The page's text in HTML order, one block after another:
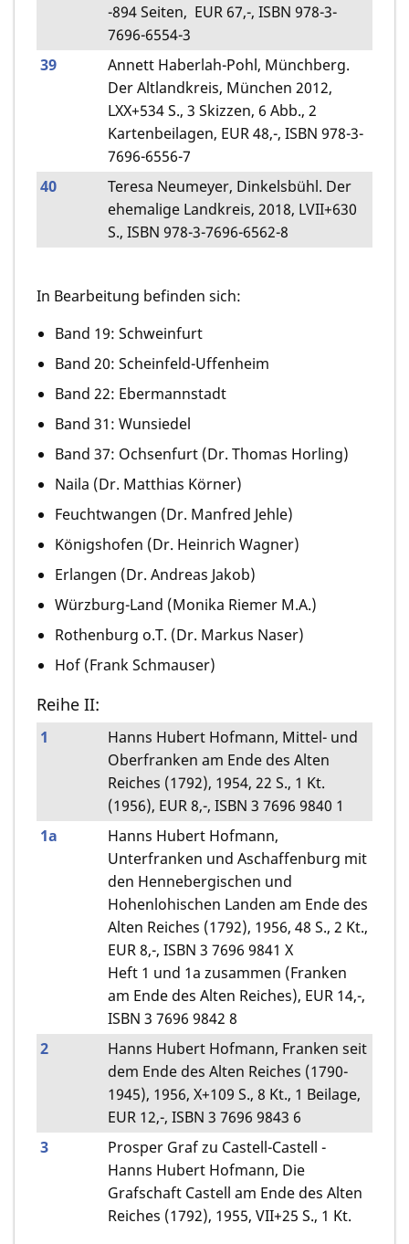
-894 Seiten, EUR 67,-, ISBN 978-3-
7696-6554-3
39
Annett Haberlah-Pohl, Münchberg.
Der Altlandkreis, München 2012,
LXX+534 S., 3 Skizzen, 6 Abb., 2
Kartenbeilagen, EUR 48,-, ISBN 978-3-
7696-6556-7
40
Teresa Neumeyer, Dinkelsbühl. Der
ehemalige Landkreis, 2018, LVII+630
S., ISBN 978-3-7696-6562-8
In Bearbeitung befinden sich:
Band 19: Schweinfurt
Band 20: Scheinfeld-Uffenheim
Band 22: Ebermannstadt
Band 31: Wunsiedel
Band 37: Ochsenfurt (Dr. Thomas Horling)
Naila (Dr. Matthias Körner)
Feuchtwangen (Dr. Manfred Jehle)
Königshofen (Dr. Heinrich Wagner)
Erlangen (Dr. Andreas Jakob)
Würzburg-Land (Monika Riemer M.A.)
Rothenburg o.T. (Dr. Markus Naser)
Hof (Frank Schmauser)
Reihe II:
1
Hanns Hubert Hofmann, Mittel- und
Oberfranken am Ende des Alten
Reiches (1792), 1954, 22 S., 1 Kt.
(1956), EUR 8,-, ISBN 3 7696 9840 1
1a
Hanns Hubert Hofmann,
Unterfranken und Aschaffenburg mit
den Hennebergischen und
Hohenlohischen Landen am Ende des
Alten Reiches (1792), 1956, 48 S., 2 Kt.,
EUR 8,-, ISBN 3 7696 9841 X
Heft 1 und 1a zusammen (Franken
am Ende des Alten Reiches), EUR 14,-,
ISBN 3 7696 9842 8
2
Hanns Hubert Hofmann, Franken seit
dem Ende des Alten Reiches (1790-
1945), 1956, X+109 S., 8 Kt., 1 Beilage,
EUR 12,-, ISBN 3 7696 9843 6
3
Prosper Graf zu Castell-Castell -
Hanns Hubert Hofmann, Die
Grafschaft Castell am Ende des Alten
Reiches (1792), 1955, VII+25 S., 1 Kt.